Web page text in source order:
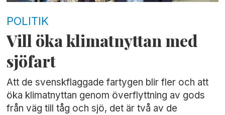
POLITIK
Vill öka klimatnyttan med
sjöfart
Att de svenskflaggade fartygen blir fler och att
öka klimatnyttan genom överflyttning av gods
från väg till tåg och sjö, det är två av de